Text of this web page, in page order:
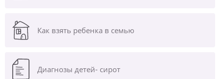
Как взять ребенка в семью
Диагнозы детей- сирот